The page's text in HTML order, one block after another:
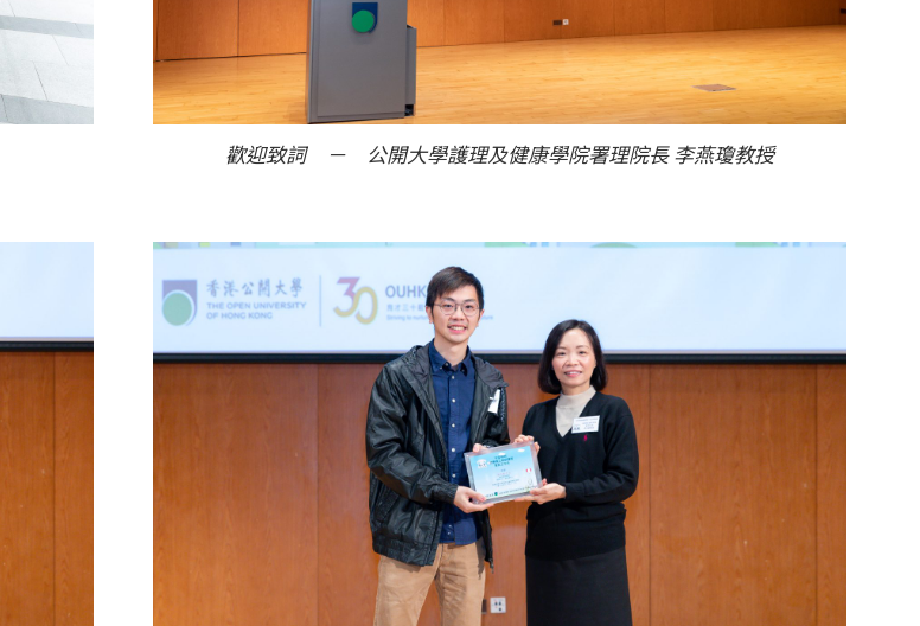
歡迎致詞 － 公開大學護理及健康學院署理院長 李燕瓊教授